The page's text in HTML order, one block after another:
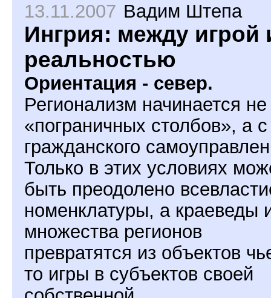
13.11.2007 Вадим Штепа
Ингрия: между игрой
реальностью
Ориентация - север.
Регионализм начинается не
«пограничных столбов», а с
гражданского
Только в этих условиях
быть преодолено
номенклатуры, а краеведы
множества регионов
превратятся из объектов
то игры в субъектов своей